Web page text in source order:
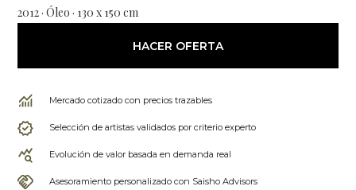
2012 · Óleo · 130 x 150 cm
HACER OFERTA
Mercado cotizado con precios trazables
Selección de artistas validados por criterio experto
Evolución de valor basada en demanda real
Asesoramiento personalizado con Saisho Advisors